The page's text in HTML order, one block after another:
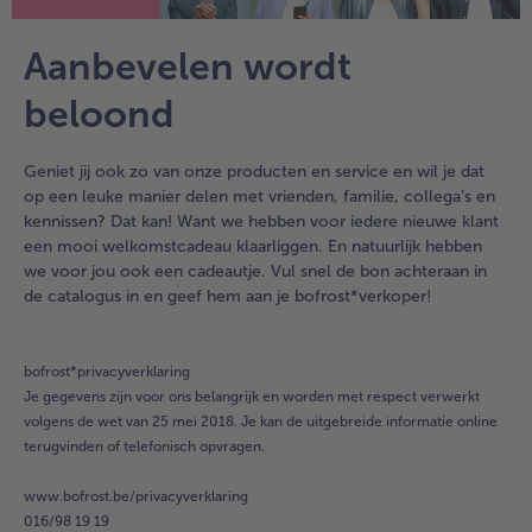
Aanbevelen wordt
beloond
Geniet jij ook zo van onze producten en service en wil je dat
op een leuke manier delen met vrienden, familie, collega’s en
kennissen? Dat kan! Want we hebben voor iedere nieuwe klant
een mooi welkomstcadeau klaarliggen. En natuurlijk hebben
we voor jou ook een cadeautje. Vul snel de bon achteraan in
de catalogus in en geef hem aan je bofrost*verkoper!
bofrost*privacyverklaring
Je gegevens zijn voor ons belangrijk en worden met respect verwerkt
volgens de wet van 25 mei 2018. Je kan de uitgebreide informatie online
terugvinden of telefonisch opvragen.
www.bofrost.be/privacyverklaring
016/98 19 19